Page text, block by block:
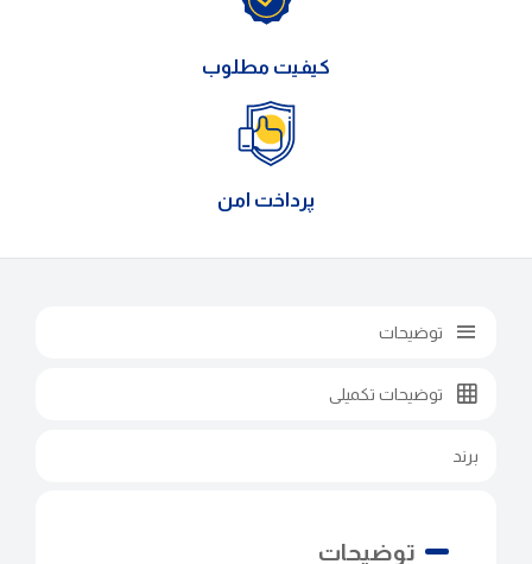
کیفیت مطلوب
پرداخت امن
توضیحات
توضیحات تکمیلی
برند
توضیحات